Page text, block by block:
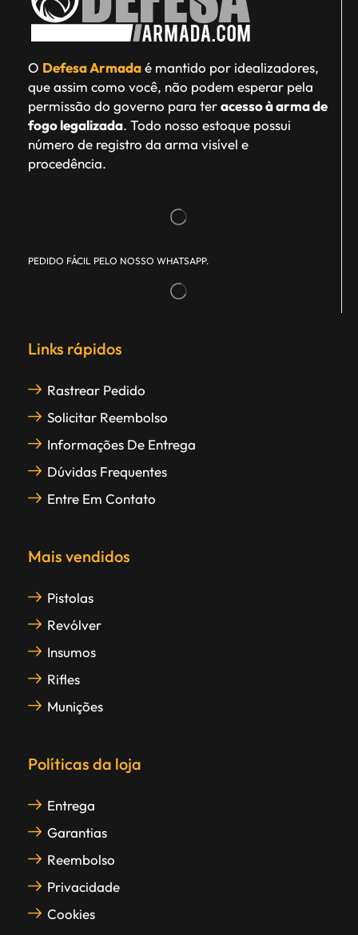
O Defesa Armadaé mantido por idealizadores,
que assim como você, não podem esperar pela
permissão do governo para teracesso à arma de
fogo legalizada. Todo nosso estoque possui
número de registro da arma visível e
procedência.
PEDIDO FÁCIL PELO NOSSO WHATSAPP.
Links rápidos
Rastrear Pedido
Solicitar Reembolso
Informações De Entrega
Dúvidas Frequentes
Entre Em Contato
Mais vendidos
Pistolas
Revólver
Insumos
Rifles
Munições
Políticas da loja
Entrega
Garantias
Reembolso
Privacidade
Cookies